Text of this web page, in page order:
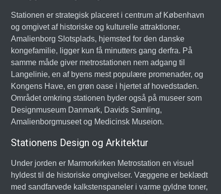
Stationen er strategisk placeret i centrum af København
og omgivet af historiske og kulturelle attraktioner.
Amalienborg Slotsplads, hjemsted for den danske
kongefamilie, ligger kun få minutters gang derfra. På
samme måde giver metrostationen nem adgang til
Langelinie, en af byens mest populære promenader, og
Kongens Have, en grøn oase i hjertet af hovedstaden.
Området omkring stationen byder også på museer som
Designmuseum Danmark, Davids Samling,
Amalienborgmuseet og Medicinsk Museion.
Stationens Design og Arkitektur
Under jorden er Marmorkirken Metrostation en visuel
hyldest til de historiske omgivelser. Væggene er beklædt
med sandfarvede kalkstenspaneler i varme gyldne toner,